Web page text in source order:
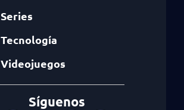
Series
Tecnología
Videojuegos
Síguenos